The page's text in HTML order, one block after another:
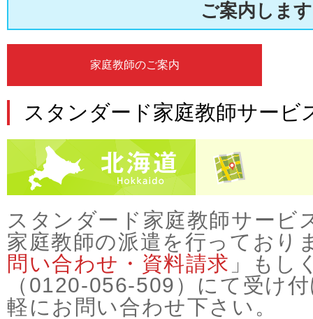
ご案内しま
家庭教師のご案内
スタンダード家庭教師サービ
スタンダード家庭教師サービ
家庭教師の派遣を行っており
問い合わせ・資料請求 」もし
（0120-056-509）にて受け
軽にお問い合わせ下さい。